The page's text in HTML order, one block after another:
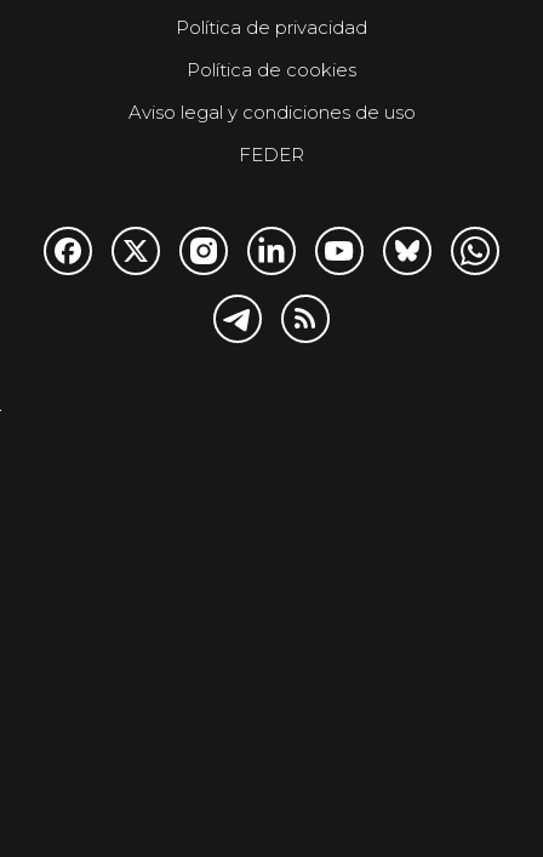
Política de privacidad
Política de cookies
Aviso legal y condiciones de uso
FEDER